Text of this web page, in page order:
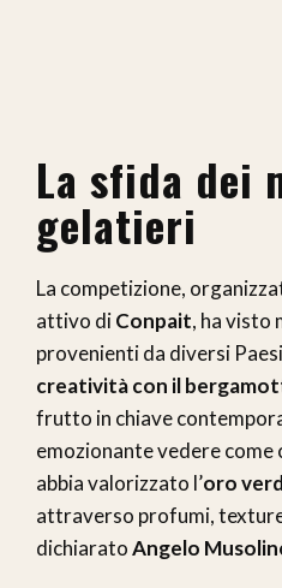
La sfida dei
gelatieri
La competizione,
attivo diConpait, ha visto
provenienti da diversi
creatività con il
frutto in chiave
emozionante vedere come
abbia valorizzato l’oro
attraverso profumi, texture
dichiaratoAngelo